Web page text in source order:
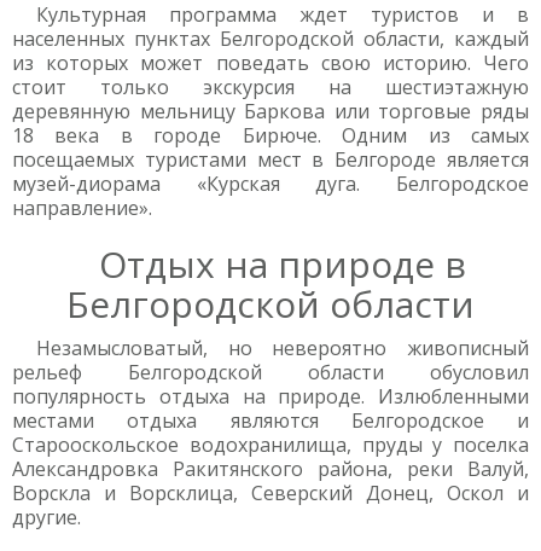
Культурная программа ждет туристов и в
населенных пунктах Белгородской области, каждый
из которых может поведать свою историю. Чего
стоит только экскурсия на шестиэтажную
деревянную мельницу Баркова или торговые ряды
18 века в городе Бирюче. Одним из самых
посещаемых туристами мест в Белгороде является
музей-диорама «Курская дуга. Белгородское
направление».
Отдых на природе в
Белгородской области
Незамысловатый, но невероятно живописный
рельеф Белгородской области обусловил
популярность отдыха на природе. Излюбленными
местами отдыха являются Белгородское и
Старооскольское водохранилища, пруды у поселка
Александровка Ракитянского района, реки Валуй,
Ворскла и Ворсклица, Северский Донец, Оскол и
другие.